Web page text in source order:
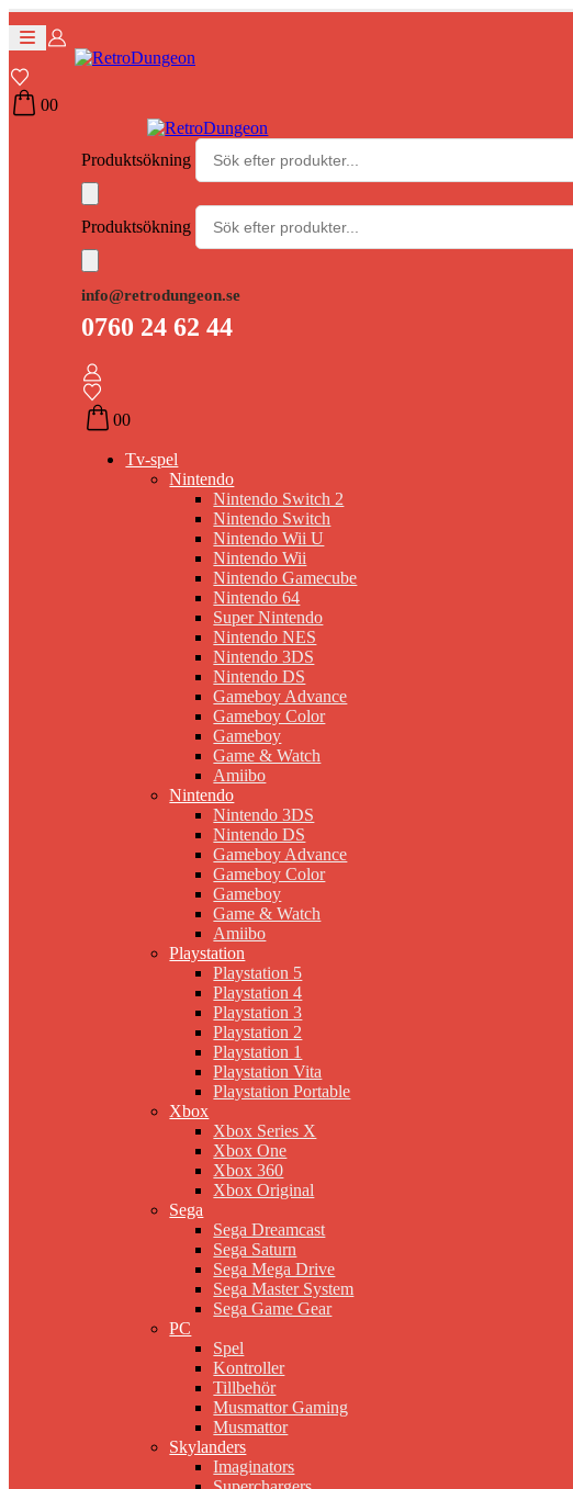
00
Produktsökning
Produktsökning
info@retrodungeon.se
0760 24 62 44
00
Tv-spel
Nintendo
Nintendo Switch 2
Nintendo Switch
Nintendo Wii U
Nintendo Wii
Nintendo Gamecube
Nintendo 64
Super Nintendo
Nintendo NES
Nintendo 3DS
Nintendo DS
Gameboy Advance
Gameboy Color
Gameboy
Game & Watch
Amiibo
Nintendo
Nintendo 3DS
Nintendo DS
Gameboy Advance
Gameboy Color
Gameboy
Game & Watch
Amiibo
Playstation
Playstation 5
Playstation 4
Playstation 3
Playstation 2
Playstation 1
Playstation Vita
Playstation Portable
Xbox
Xbox Series X
Xbox One
Xbox 360
Xbox Original
Sega
Sega Dreamcast
Sega Saturn
Sega Mega Drive
Sega Master System
Sega Game Gear
PC
Spel
Kontroller
Tillbehör
Musmattor Gaming
Musmattor
Skylanders
Imaginators